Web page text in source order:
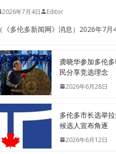
2026年7月4日 Editor
（《多伦多新闻网》消息）2026年7月
龚晓华参加多伦
民分享竞选理念
2026年6月28日
多伦多市长选举
候选人宣布角逐
2026年6月12日